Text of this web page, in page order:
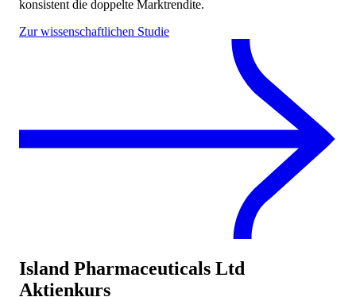
konsistent die doppelte Marktrendite.
Zur wissenschaftlichen Studie
Island Pharmaceuticals Ltd
Aktienkurs